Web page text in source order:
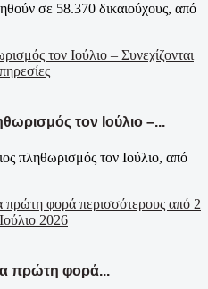
σε 58.370 δικαιούχους, από
τον Ιούλιο –...
πληθωρισμός τον Ιούλιο, από
πρώτη φορά...